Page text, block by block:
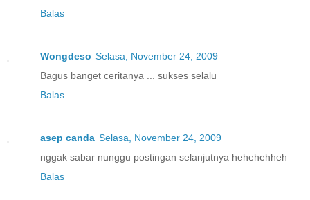
Balas
Wongdeso Selasa, November 24, 2009
Bagus banget ceritanya ... sukses selalu
Balas
asep canda Selasa, November 24, 2009
nggak sabar nunggu postingan selanjutnya hehehehheh
Balas